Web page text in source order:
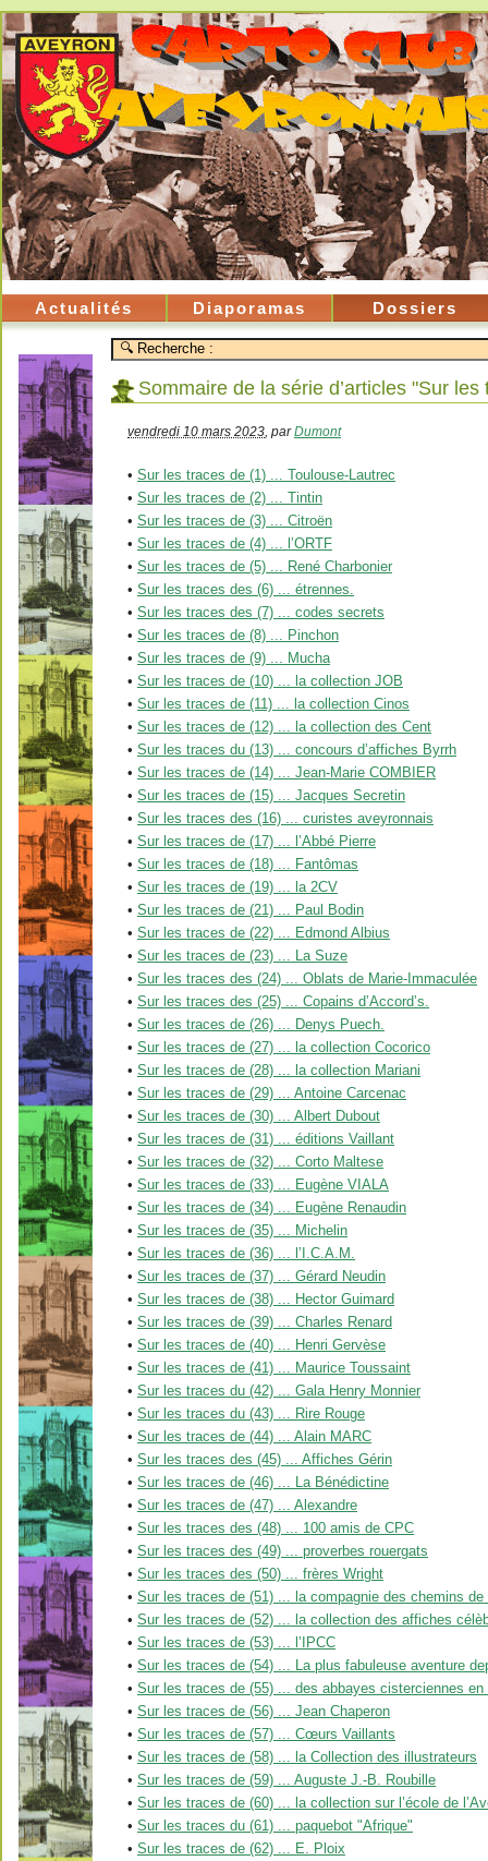
Actualités Diaporamas Dossiers
Sommaire de la série d’articles "Sur les
vendredi 10 mars 2023 parDumont
• Sur les traces de (1) ... Toulouse-Lautrec
• Sur les traces de (2) ... Tintin
• Sur les traces de (3) ... Citroën
• Sur les traces de (4) ... l’ORTF
• Sur les traces de (5) ... René Charbonier
• Sur les traces des (6) ... étrennes.
• Sur les traces des (7) ... codes secrets
• Sur les traces de (8) ... Pinchon
• Sur les traces de (9) ... Mucha
• Sur les traces de (10) ... la collection JOB
• Sur les traces de (11) ... la collection Cinos
• Sur les traces de (12) ... la collection des Cent
• Sur les traces du (13) ... concours d’affiches Byrrh
• Sur les traces de (14) ... Jean-Marie COMBIER
• Sur les traces de (15) ... Jacques Secretin
• Sur les traces des (16) ... curistes aveyronnais
• Sur les traces de (17) ... l’Abbé Pierre
• Sur les traces de (18) ... Fantômas
• Sur les traces de (19) ... la 2CV
• Sur les traces de (21) ... Paul Bodin
• Sur les traces de (22) ... Edmond Albius
• Sur les traces de (23) ... La Suze
• Sur les traces des (24) ... Oblats de Marie-Immaculée
• Sur les traces des (25) ... Copains d’Accord’s.
• Sur les traces de (26) ... Denys Puech.
• Sur les traces de (27) ... la collection Cocorico
• Sur les traces de (28) ... la collection Mariani
• Sur les traces de (29) ... Antoine Carcenac
• Sur les traces de (30) ... Albert Dubout
• Sur les traces de (31) ... éditions Vaillant
• Sur les traces de (32) ... Corto Maltese
• Sur les traces de (33) ... Eugène VIALA
• Sur les traces de (34) ... Eugène Renaudin
• Sur les traces de (35) ... Michelin
• Sur les traces de (36) ... l’I.C.A.M.
• Sur les traces de (37) ... Gérard Neudin
• Sur les traces de (38) ... Hector Guimard
• Sur les traces de (39) ... Charles Renard
• Sur les traces de (40) ... Henri Gervèse
• Sur les traces de (41) ... Maurice Toussaint
• Sur les traces du (42) ... Gala Henry Monnier
• Sur les traces du (43) ... Rire Rouge
• Sur les traces de (44) ... Alain MARC
• Sur les traces des (45) ... Affiches Gérin
• Sur les traces de (46) ... La Bénédictine
• Sur les traces de (47) ... Alexandre
• Sur les traces des (48) ... 100 amis de CPC
• Sur les traces des (49) ... proverbes rouergats
• Sur les traces des (50) ... frères Wright
• Sur les traces de (51) ... la compagnie des chemins de
• Sur les traces de (52) ... la collection des affiches
• Sur les traces de (53) ... l’IPCC
• Sur les traces de (54) ... La plus fabuleuse aventure
• Sur les traces de (55) ... des abbayes cisterciennes en
• Sur les traces de (56) ... Jean Chaperon
• Sur les traces de (57) ... Cœurs Vaillants
• Sur les traces de (58) ... la Collection des illustrateurs
• Sur les traces de (59) ... Auguste J.-B. Roubille
• Sur les traces de (60) ... la collection sur l’école de
• Sur les traces du (61) ... paquebot "Afrique"
• Sur les traces de (62) ... E. Ploix